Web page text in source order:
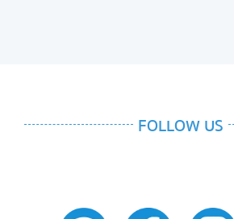
FOLLOW US